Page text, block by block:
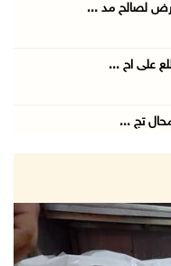
لصالح مد ...
على اح ...
تج ...
الجرارات ...